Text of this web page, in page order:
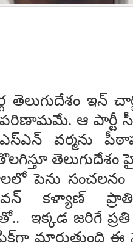
ఇన్
ఆ పార్టీ
వర్మను
తెలుగుదేశం
పెను సంచలనం
కళ్యాణ్
ఇక్కడ జరిగే ప్రతి
మారుతుంది ఈ